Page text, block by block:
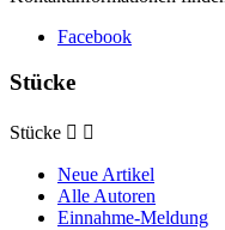
Facebook
Stücke
Stücke  
Neue Artikel
Alle Autoren
Einnahme-Meldung